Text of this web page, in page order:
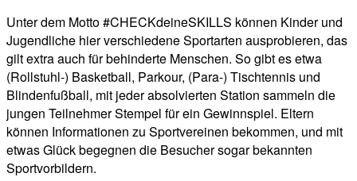
Unter dem Motto #CHECKdeineSKILLS können Kinder und
Jugendliche hier verschiedene Sportarten ausprobieren, das
gilt extra auch für behinderte Menschen. So gibt es etwa
(Rollstuhl-) Basketball, Parkour, (Para-) Tischtennis und
Blindenfußball, mit jeder absolvierten Station sammeln die
jungen Teilnehmer Stempel für ein Gewinnspiel. Eltern
können Informationen zu Sportvereinen bekommen, und mit
etwas Glück begegnen die Besucher sogar bekannten
Sportvorbildern.